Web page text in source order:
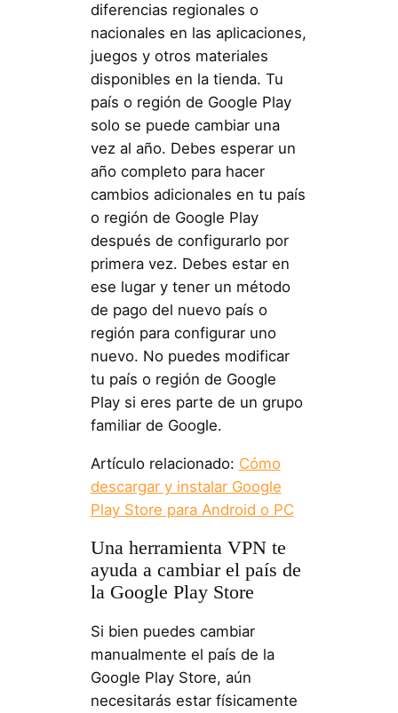
diferencias regionales o
nacionales en las aplicaciones,
juegos y otros materiales
disponibles en la tienda. Tu
país o región de Google Play
solo se puede cambiar una
vez al año. Debes esperar un
año completo para hacer
cambios adicionales en tu país
o región de Google Play
después de configurarlo por
primera vez. Debes estar en
ese lugar y tener un método
de pago del nuevo país o
región para configurar uno
nuevo. No puedes modificar
tu país o región de Google
Play si eres parte de un grupo
familiar de Google.
Artículo relacionado: Cómo
descargar y instalar Google
Play Store para Android o PC
Una herramienta VPN te
ayuda a cambiar el país de
la Google Play Store
Si bien puedes cambiar
manualmente el país de la
Google Play Store, aún
necesitarás estar físicamente